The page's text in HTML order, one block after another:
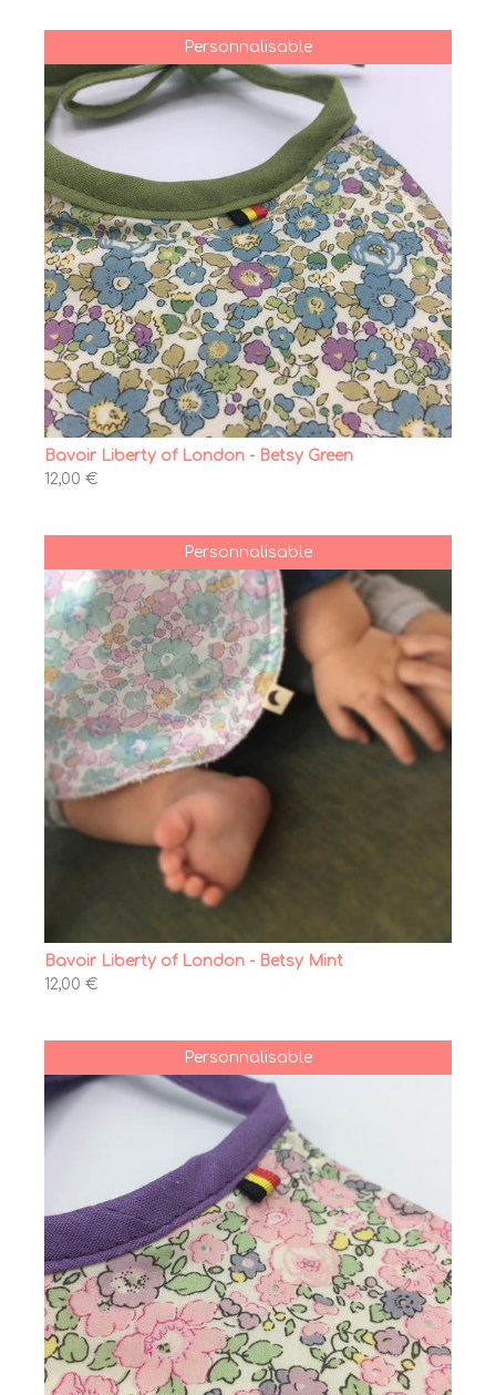
Personnalisable
Bavoir Liberty of London - Betsy Green
12,00 €
Personnalisable
Bavoir Liberty of London - Betsy Mint
12,00 €
Personnalisable